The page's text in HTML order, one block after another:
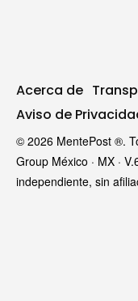
Acerca de
Aviso de
© 2026 MentePost ®.
Group México · MX ·
independiente, sin